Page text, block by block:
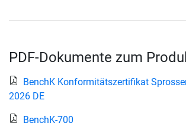
PDF-Dokumente zum
BenchK Konformitätszertifikat
2026 DE
BenchK-700